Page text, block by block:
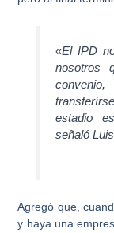
«El IPD
nosotros
estadio
señaló
Agregó que,
y haya una